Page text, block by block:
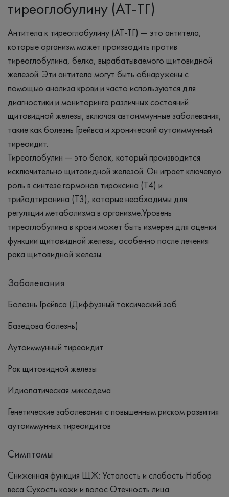
тиреоглобулину (AT-ТГ)
Антитела к тиреоглобулину (АТ-ТГ) — это антитела,
которые организм может производить против
тиреоглобулина, белка, вырабатываемого щитовидной
железой. Эти антитела могут быть обнаружены с
помощью анализа крови и часто используются для
диагностики и мониторинга различных состояний
щитовидной железы, включая автоиммунные заболевания,
такие как болезнь Грейвса и хронический аутоиммунный
тиреоидит.
Тиреоглобулин — это белок, который производится
исключительно щитовидной железой. Он играет ключевую
роль в синтезе гормонов тироксина (Т4) и
трийодтиронина (Т3), которые необходимы для
регуляции метаболизма в организме.Уровень
тиреоглобулина в крови может быть измерен для оценки
функции щитовидной железы, особенно после лечения
рака щитовидной железы.
Заболевания
Болезнь Грейвса (Диффузный токсический зоб
Базедова болезнь)
Аутоиммунный тиреоидит
Рак щитовидной железы
Идиопатическая микседема
Генетические заболевания с повышенным риском развития
аутоиммунных тиреоидитов
Симптомы
Сниженная функция ЩЖ: Усталость и слабость Набор
веса Сухость кожи и волос Отечность лица